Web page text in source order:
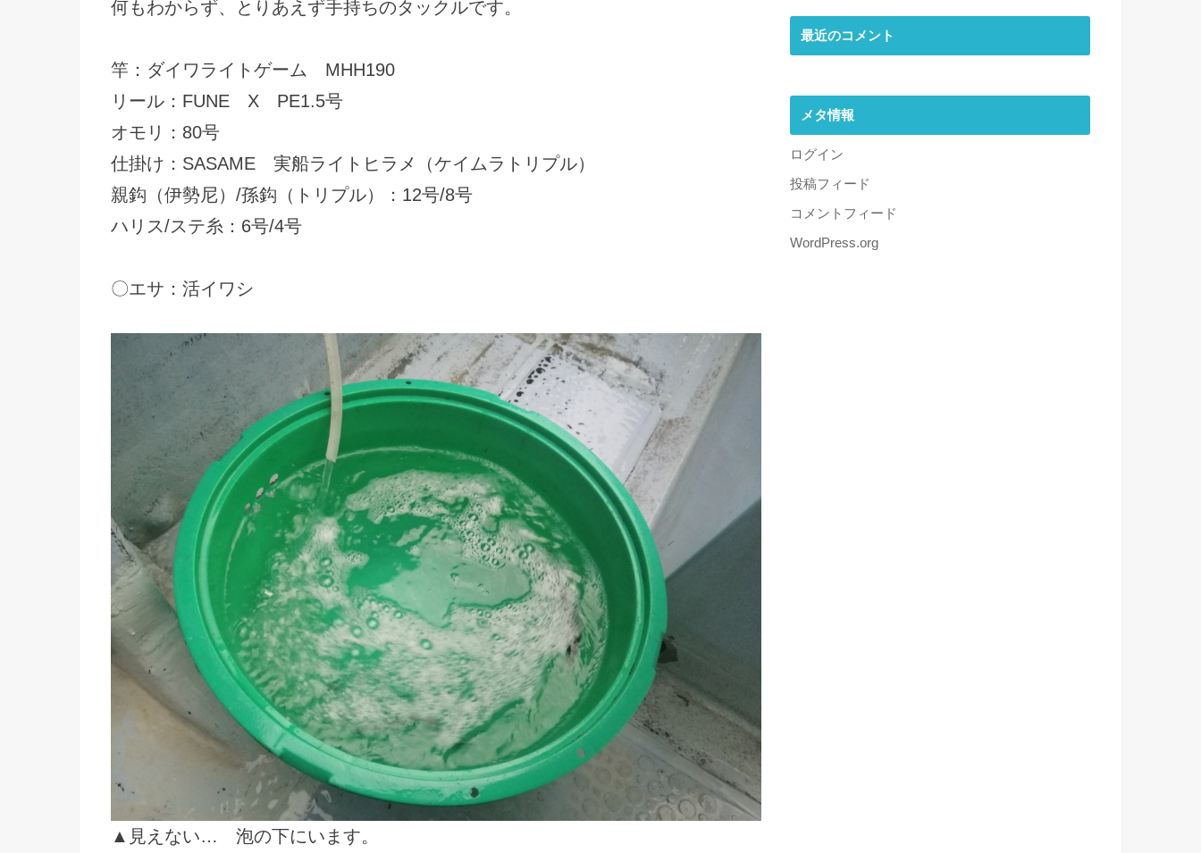
何もわからず、とりあえず手持ちのタックルです。
竿：ダイワライトゲーム MHH190
リール：FUNE X PE1.5号
オモリ：80号
仕掛け：SASAME 実船ライトヒラメ（ケイムラトリプル）
親鈎（伊勢尼）/孫鈎（トリプル）：12号/8号
ハリス/ステ糸：6号/4号
〇エサ：活イワシ
▲見えない… 泡の下にいます。
最近のコメント
メタ情報
ログイン
投稿フィード
コメントフィード
WordPress.org